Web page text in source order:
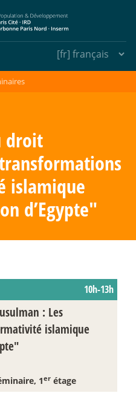
droit
islamique
d’Egypte"
10h-13h
: Les
islamique
1er étage